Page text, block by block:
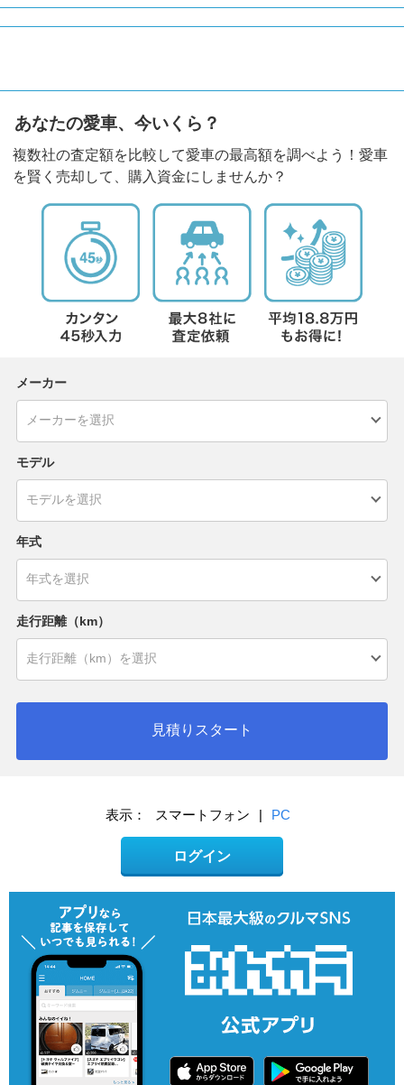
あなたの愛車、今いくら？
複数社の査定額を比較して愛車の最高額を調べよう！愛車
を賢く売却して、購入資金にしませんか？
メーカー
モデル
年式
走行距離（km）
見積りスタート
表示： スマートフォン | PC
ログイン